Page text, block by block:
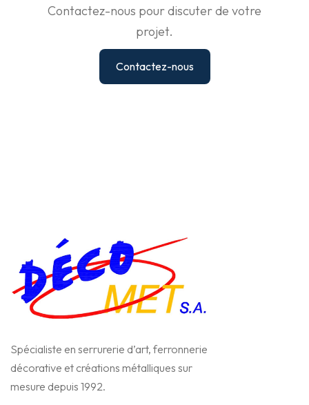
Contactez-nous pour discuter de votre
projet.
Contactez-nous
Spécialiste en serrurerie d’art, ferronnerie
décorative et créations métalliques sur
mesure depuis 1992.